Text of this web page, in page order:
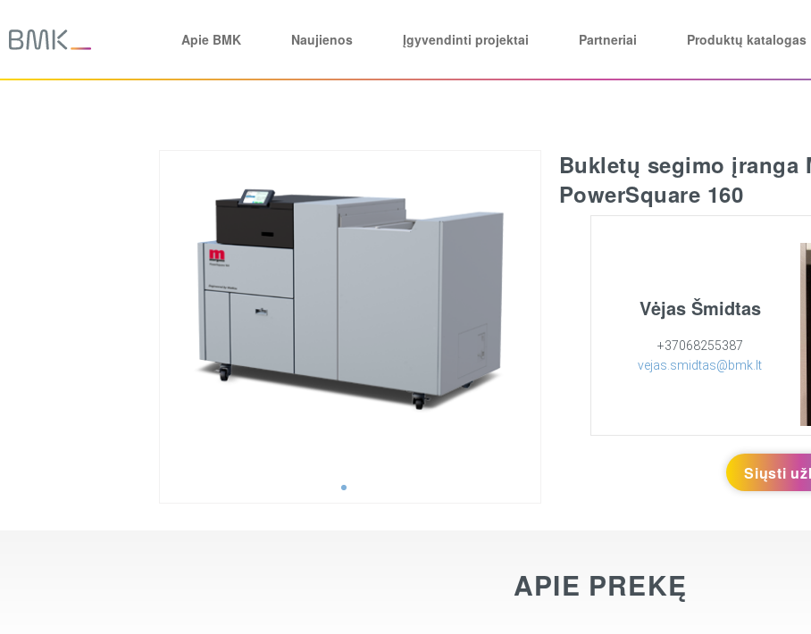
Apie BMK Naujienos Įgyvendinti projektai Partneriai Produktų katalogas
Bukletų segimo įranga
PowerSquare 160
Vėjas Šmidtas
+37068255387
vejas.smidtas@bmk.lt
Siųsti
APIE PREKĘ